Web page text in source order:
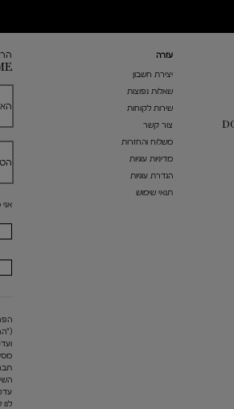
עזרה
​יצירת חשבון
שאלות נפוצות
שירות לקוחות
צור קשר
משלוח והחזרות
מדיניות עוגיות
הגדרת עוגיות
תנאי שימוש
לנו